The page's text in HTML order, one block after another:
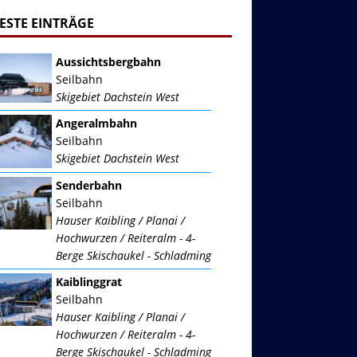
EINTRÄGE
Aussichtsbergbahn
Seilbahn
Skigebiet Dachstein West
Angeralmbahn
Seilbahn
Skigebiet Dachstein West
Senderbahn
Seilbahn
Hauser Kaibling / Planai /
Hochwurzen / Reiteralm - 4-
Berge Skischaukel - Schladming
Kaiblinggrat
Seilbahn
Hauser Kaibling / Planai /
Hochwurzen / Reiteralm - 4-
Berge Skischaukel - Schladming